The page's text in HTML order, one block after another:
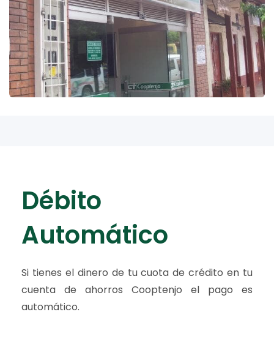
​Débito
Automático
Si tienes el dinero de tu cuota de crédito en tu
cuenta de ahorros Cooptenjo el pago es
automático.